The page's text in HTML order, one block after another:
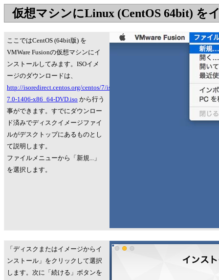
仮想マシンにLinux (CentOS 64bit) を
ここではCentOS (64bit版) を
VMWare Fusionの仮想マシンにイ
ンストールしてみます。ISOイメ
ージのダウンロードは、
http://isoredirect.centos.org/centos/7/isos/x86_64/CentOS-
7.0-1406-x86_64-DVD.iso から行う
事ができます。すでにダウンロー
ド済みでディスクイメージファイ
ルがデスクトップにあるものとし
て説明します。
ファイルメニューから「新規...」
を選択します。
「ディスクまたはイメージからイ
ンストール」をクリックして選択
します。次に「続ける」ボタンを